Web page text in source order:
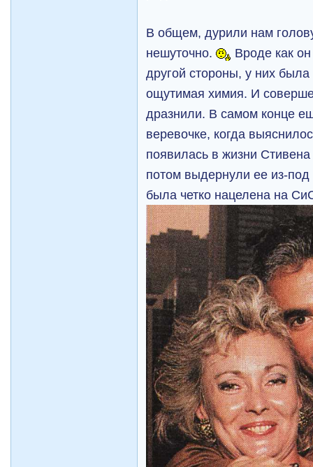
В общем, дурили нам
нешуточно.
Вроде как
другой стороны, у них
ощутимая химия. И
дразнили. В самом конце
веревочке, когда
появилась в жизни
потом выдернули ее из-
была четко нацелена на